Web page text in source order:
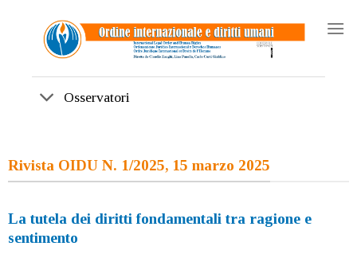
Osservatori
Rivista OIDU N. 1/2025, 15 marzo 2025
La tutela dei diritti fondamentali tra ragione e
sentimento